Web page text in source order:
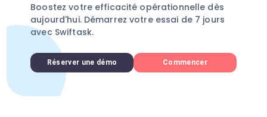
Boostez votre efficacité opérationnelle dès
aujourd'hui. Démarrez votre essai de 7 jours
avec Swiftask.
Réserver une démo Commencer